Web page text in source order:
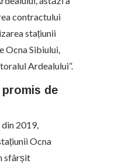
contractului
stațiunii
Ocna Sibiului,
Ardealului”.
de
2019,
Ocna
sfârșit